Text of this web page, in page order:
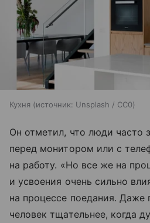
Кухня источник: Unsplash / CC0
Он отметил, что люди часто
перед монитором или с
на работу. «Но все же на
и усвоения очень сильно
на процессе поедания. Даже
человек тщательнее, когда